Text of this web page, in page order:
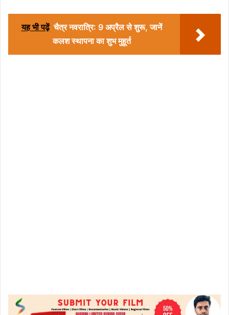
यह भी पढ़ें चैत्र नवरात्रि: 9 अप्रैल से शुरू, जानें
कलश स्थापना का शुभ मुहूर्त